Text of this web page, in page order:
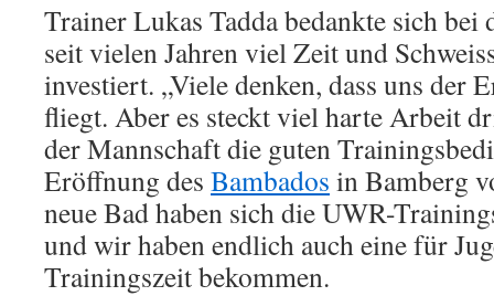
Trainer Lukas Tadda bedankte sich bei
seit vielen Jahren viel Zeit und
investiert. „Viele denken, dass uns der
fliegt. Aber es steckt viel harte Arbeit
der Mannschaft die guten
Eröffnung des Bambados in Bamberg
neue Bad haben sich die UWR-
und wir haben endlich auch eine für
Trainingszeit bekommen.